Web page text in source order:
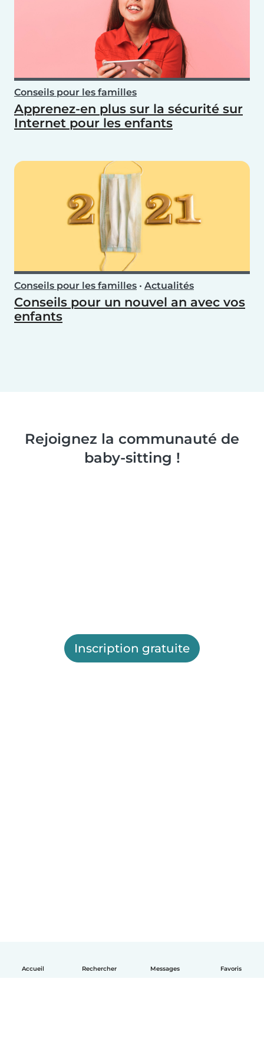
Accueil Rechercher Messages Favoris
Conseils pour les familles
Apprenez-en plus sur la sécurité sur
Internet pour les enfants
Conseils pour les familles • Actualités
Conseils pour un nouvel an avec vos
enfants
Rejoignez la communauté de
baby-sitting !
Inscription gratuite